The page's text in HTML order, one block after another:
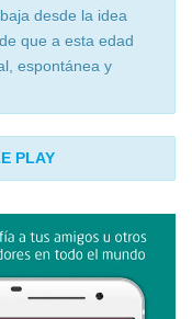
desde la idea
que a esta edad
espontánea y
PLAY